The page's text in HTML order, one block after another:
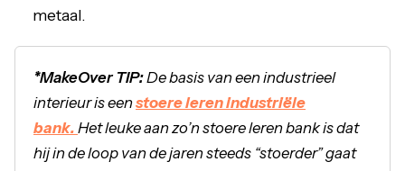
metaal.
*MakeOver TIP:De basis van een industrieel
interieur is eenstoere leren industriële
bank. Het leuke aan zo’n stoere leren bank is dat
hij in de loop van de jaren steeds “stoerder” gaat